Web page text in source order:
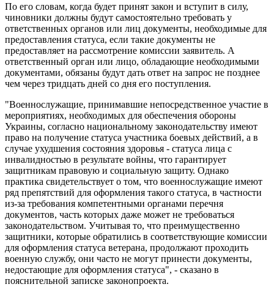
По его словам, когда будет принят закон и вступит в силу,
чиновники должны будут самостоятельно требовать у
ответственных органов или лиц документы, необходимые для
предоставления статуса, если такие документы не
предоставляет на рассмотрение комиссии заявитель. А
ответственный орган или лицо, обладающие необходимыми
документами, обязаны будут дать ответ на запрос не позднее
чем через тридцать дней со дня его поступления.
"Военнослужащие, принимавшие непосредственное участие в
мероприятиях, необходимых для обеспечения обороны
Украины, согласно национальному законодательству имеют
право на получение статуса участника боевых действий, а в
случае ухудшения состояния здоровья - статуса лица с
инвалидностью в результате войны, что гарантирует
защитникам правовую и социальную защиту. Однако
практика свидетельствует о том, что военнослужащие имеют
ряд препятствий для оформления такого статуса, в частности
из-за требования компетентными органами перечня
документов, часть которых даже может не требоваться
законодательством. Учитывая то, что преимущественно
защитники, которые обратились в соответствующие комиссии
для оформления статуса ветерана, продолжают проходить
военную службу, они часто не могут принести документы,
недостающие для оформления статуса", - сказано в
пояснительной записке законопроекта.